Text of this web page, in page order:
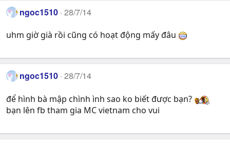
ngoc1510 28/7/14
uhm giờ già rồi cũng có hoạt động mấy đâu
ngoc1510 28/7/14
để hình bà mập chình ình sao ko biết được bạn?
bạn lên fb tham gia MC vietnam cho vui